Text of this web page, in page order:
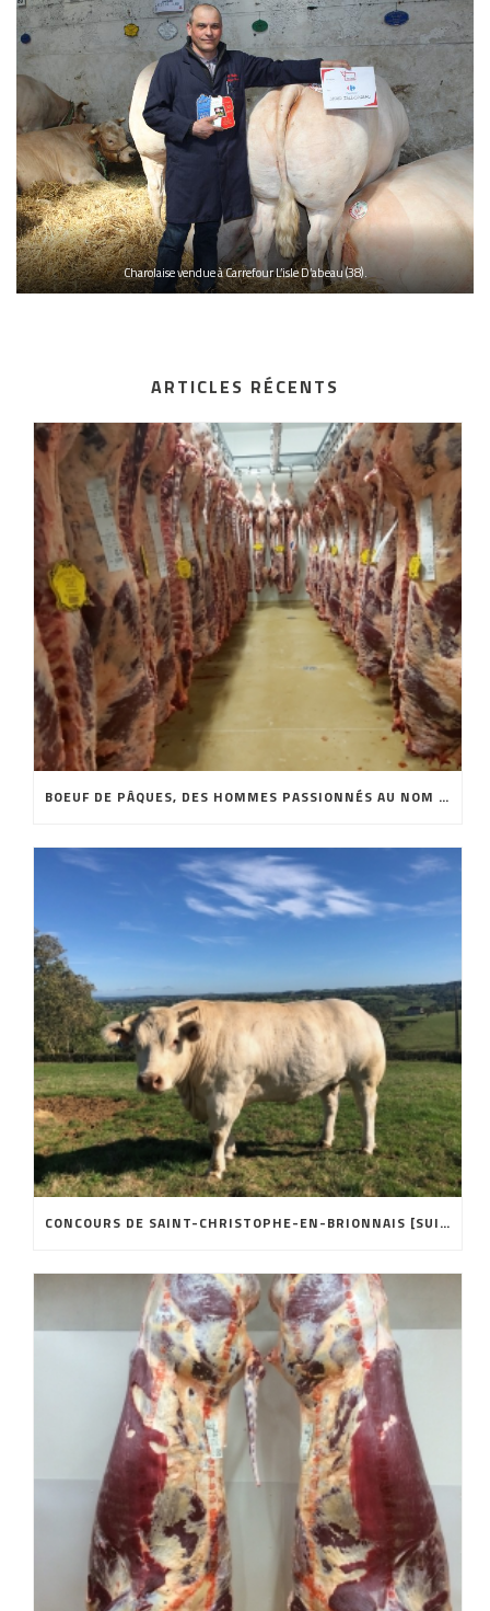
Charolaise vendue à Carrefour L’isle D’abeau (38).
ARTICLES RÉCENTS
BOEUF DE PÂQUES, DES HOMMES PASSIONNÉS AU NOM DE LA QUALITÉ !
CONCOURS DE SAINT-CHRISTOPHE-EN-BRIONNAIS [SUITE]